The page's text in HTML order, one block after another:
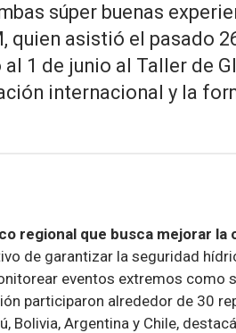
súper buenas
quien asistió el pasado
1 de junio al Taller de
internacional y la
regional que busca mejorar la
de garantizar la seguridad
eventos extremos como
participaron alrededor de 30
Bolivia, Argentina y Chile,